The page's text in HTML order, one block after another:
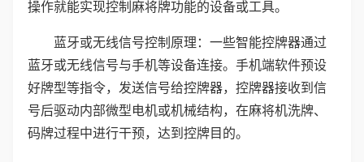
操作就能实现控制麻将牌功能的设备或工具。
蓝牙或无线信号控制原理：一些智能控牌器通过
蓝牙或无线信号与手机等设备连接。手机端软件预设
好牌型等指令，发送信号给控牌器，控牌器接收到信
号后驱动内部微型电机或机械结构，在麻将机洗牌、
码牌过程中进行干预，达到控牌目的。